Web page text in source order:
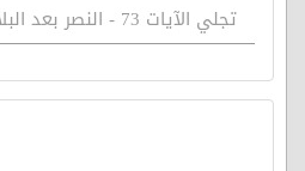
تجلي الآيات 73 - النصر بعد البلاء والشدة